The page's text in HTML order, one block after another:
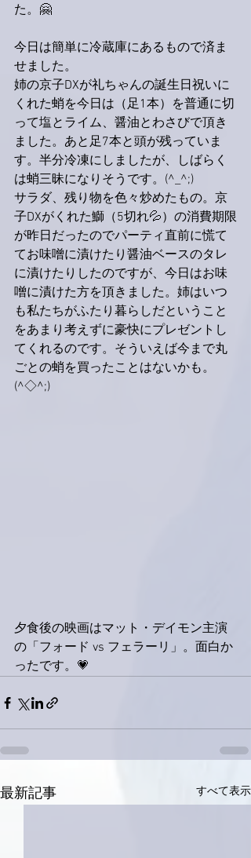
た。🤗
今日は簡単に冷蔵庫にあるもので済ま
せました。
姉の京子DXが礼ちゃんの誕生日祝いに
くれた蛸を今日は（足1本）を普通に切
って塩とライム、醤油とわさびで頂き
ました。あと足7本と頭が残っていま
す。半分冷凍にしましたが、しばらく
は蛸三昧になりそうです。(^_^;)
サラダ、残り物を色々炒めたもの。京
子DXがくれた鰤（5切れ💦）の消費期限
が昨日だったのでパーティ直前に慌て
てお味噌に漬けたり醤油ベースのタレ
に漬けたりしたのですが、今日はお味
噌に漬けた方を頂きました。姉はいつ
も私たちがふたり暮らしだということ
をあまり考えずに豪快にプレゼントし
てくれるのです。そういえば今まで丸
ごとの蛸を買ったことはないかも。
(^◇^;)
夕食後の映画はマット・デイモン主演
の「フォード vs フェラーリ」。面白か
ったです。💗
最新記事 すべて表示